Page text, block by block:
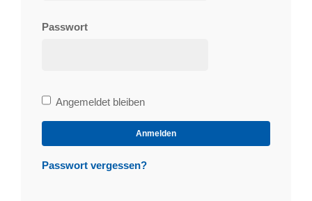
Passwort
Bleibe
angemeldet
Angemeldet bleiben
Anmelden
Passwort vergessen?